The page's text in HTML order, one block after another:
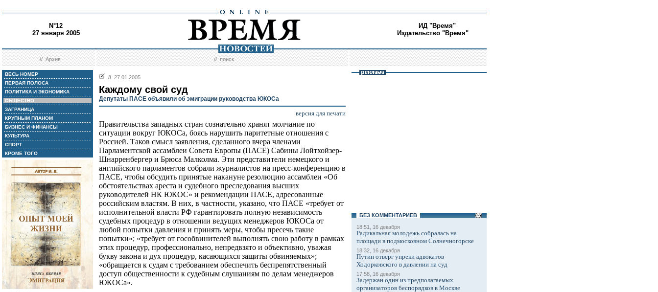
N°12
27 января 2005
ИД "Время"
Издательство "Время"
//Архив //поиск
ВЕСЬ НОМЕР
ПЕРВАЯ ПОЛОСА
ПОЛИТИКА И ЭКОНОМИКА
ОБЩЕСТВО
ЗАГРАНИЦА
КРУПНЫМ ПЛАНОМ
БИЗНЕС И ФИНАНСЫ
КУЛЬТУРА
СПОРТ
КРОМЕ ТОГО
// 27.01.2005
Каждому свой суд
Депутаты ПАСЕ объявили об эмиграции руководства ЮКОСа
версия для печати
Правительства западных стран сознательно хранят молчание по
ситуации вокруг ЮКОСа, боясь нарушить паритетные отношения с
Россией. Таков смысл заявления, сделанного вчера членами
Парламентской ассамблеи Совета Европы (ПАСЕ) Сабины Лойтхойзер-
Шнарренбергер и Брюса Малколма. Эти представители немецкого и
английского парламентов собрали журналистов на пресс-конференцию в
ПАСЕ, чтобы обсудить принятые накануне резолюцию ассамблеи «Об
обстоятельствах ареста и судебного преследования высших
руководителей НК ЮКОС» и рекомендации ПАСЕ, адресованные
российским властям. В них, в частности, указано, что ПАСЕ «требует от
исполнительной власти РФ гарантировать полную независимость
судебных процедур в отношении ведущих менеджеров ЮКОСа от
любой попытки давления и принять меры, чтобы пресечь такие
попытки»; «требует от гособвинителей выполнять свою работу в рамках
этих процедур, профессионально, непредвзято и объективно, уважая
букву закона и дух процедур, касающихся защиты обвиняемых»;
«обращается к судам с требованием обеспечить беспрепятственный
доступ общественности к судебным слушаниям по делам менеджеров
ЮКОСа».
БЕЗ КОМMЕНТАРИЕВ
18:51, 16 декабря
Радикальная молодежь собралась на
площади в подмосковном Солнечногорске
18:32, 16 декабря
Путин отверг упреки адвокатов
Ходорковского в давлении на суд
17:58, 16 декабря
Задержан один из предполагаемых
организаторов беспорядков в Москве